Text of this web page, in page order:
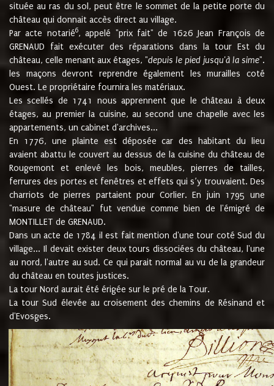
située au ras du sol, peut être le sommet de la petite porte du
château qui donnait accès direct au village.
Par acte notarié6, appelé "prix fait" de 1626 Jean François de
GRENAUD fait exécuter des réparations dans la tour Est du
château, celle menant aux étages, "depuis le pied jusqu'à la sime".
les maçons devront reprendre également les murailles coté
Ouest. Le propriétaire fournira les matériaux.
Les scellés de 1741 nous apprennent que le château à deux
étages, au premier la cuisine, au second une chapelle avec les
appartements, un cabinet d'archives...
En 1776, une plainte est déposée car des habitant du lieu
avaient abattu le couvert au dessus de la cuisine du château de
Rougemont et enlevé les bois, meubles, pierres de tailles,
ferrures des portes et fenêtres et effets qui s’y trouvaient. Des
charriots de pierres partaient pour Corlier. En juin 1795 une
"masure de château" fut vendue comme bien de l'émigré de
MONTILLET de GRENAUD.
Dans un acte de 1784 il est fait mention d'une tour coté Sud du
village... Il devait exister deux tours dissociées du château, l'une
au nord, l'autre au sud. Ce qui parait normal au vu de la grandeur
du château en toutes justices.
La tour Nord aurait été érigée sur le pré de la Tour.
La tour Sud élevée au croisement des chemins de Résinand et
d'Evosges.